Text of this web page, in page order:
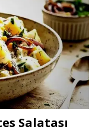
Salatası